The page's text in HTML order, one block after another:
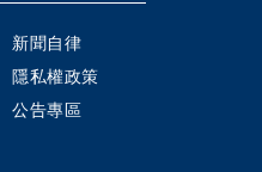
新聞自律
隱私權政策
公告專區